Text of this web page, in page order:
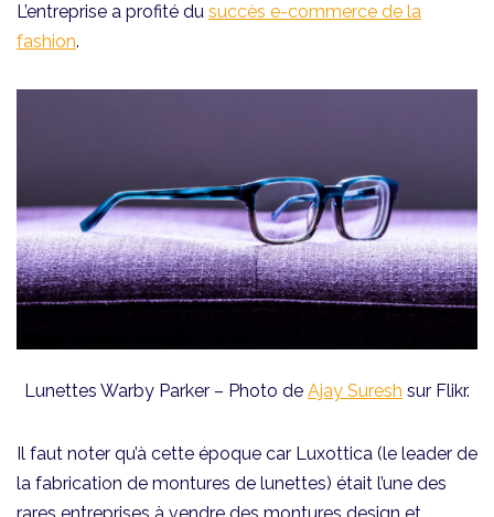
L’entreprise a profité du succès e-commerce de la
fashion.
Lunettes Warby Parker – Photo de Ajay Suresh sur Flikr.
Il faut noter qu’à cette époque car Luxottica (le leader de
la fabrication de montures de lunettes) était l’une des
rares entreprises à vendre des montures design et